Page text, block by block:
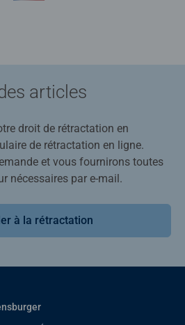
articles
droit de rétractation en
de rétractation en ligne.
et vous fournirons toutes
nécessaires par e-mail.
à la rétractation